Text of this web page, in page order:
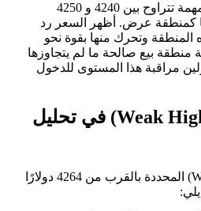
تم تحديد منطقة مقاومة مهمة تتراوح بين 4240 و 4250
كمنطقة عرض. أظهر السعر رد
وتحرك منها بقوة نحو
منطقة بيع صالحة ما لم يتجاوزها
مراقبة هذا المستوى للدخول
القمة الضعيفة (Weak High) في تحليل
القمة الضعيفة (Weak High) المحددة بالقرب من 4264 دولارًا